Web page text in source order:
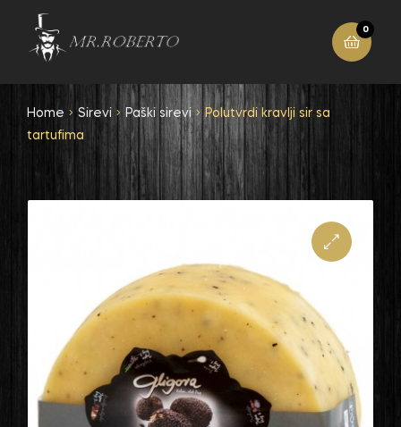
0
Home Sirevi Paški sirevi
Polutvrdi kravlji sir sa
tartufima